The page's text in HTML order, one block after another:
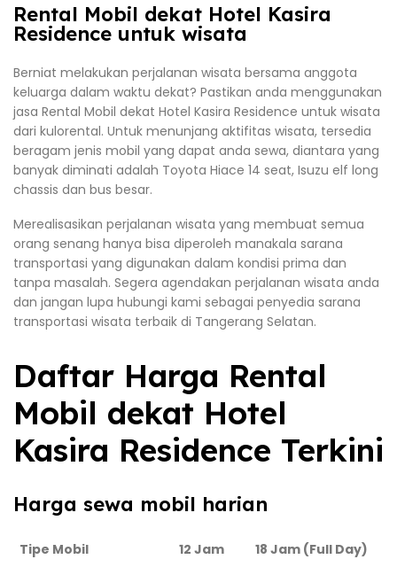
Rental Mobil dekat Hotel Kasira
Residence untuk wisata
Berniat melakukan perjalanan wisata bersama anggota
keluarga dalam waktu dekat? Pastikan anda menggunakan
jasa Rental Mobil dekat Hotel Kasira Residence untuk wisata
dari kulorental. Untuk menunjang aktifitas wisata, tersedia
beragam jenis mobil yang dapat anda sewa, diantara yang
banyak diminati adalah Toyota Hiace 14 seat, Isuzu elf long
chassis dan bus besar.
Merealisasikan perjalanan wisata yang membuat semua
orang senang hanya bisa diperoleh manakala sarana
transportasi yang digunakan dalam kondisi prima dan
tanpa masalah. Segera agendakan perjalanan wisata anda
dan jangan lupa hubungi kami sebagai penyedia sarana
transportasi wisata terbaik di Tangerang Selatan.
Daftar Harga Rental
Mobil dekat Hotel
Kasira Residence Terkini
Harga sewa mobil harian
Tipe Mobil 12 Jam
18 Jam (Full Day)